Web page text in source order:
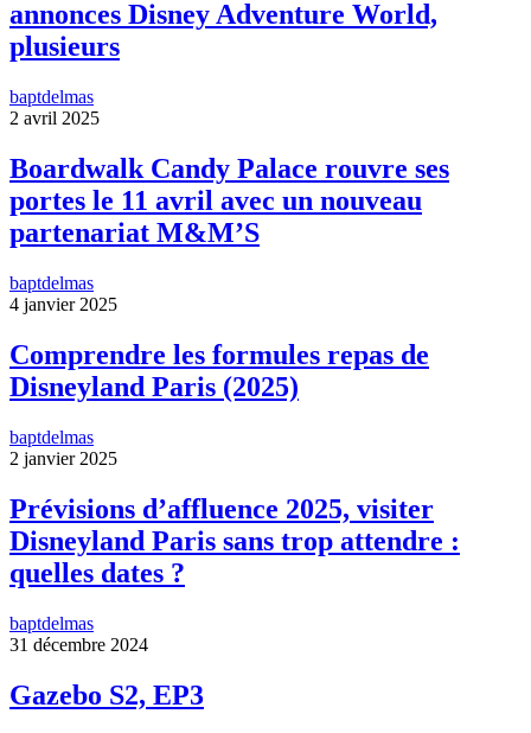
annonces Disney Adventure World,
plusieurs
baptdelmas
2 avril 2025
Boardwalk Candy Palace rouvre ses
portes le 11 avril avec un nouveau
partenariat M&M’S
baptdelmas
4 janvier 2025
Comprendre les formules repas de
Disneyland Paris (2025)
baptdelmas
2 janvier 2025
Prévisions d’affluence 2025, visiter
Disneyland Paris sans trop attendre :
quelles dates ?
baptdelmas
31 décembre 2024
Gazebo S2, EP3